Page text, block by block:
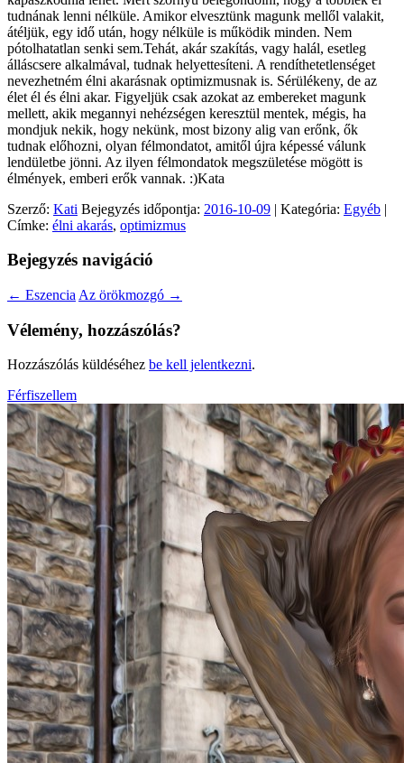
tudnának lenni nélküle. Amikor elvesztünk magunk mellől valakit,
átéljük, egy idő után, hogy nélküle is működik minden. Nem
pótolhatatlan senki sem.Tehát, akár szakítás, vagy halál, esetleg
álláscsere alkalmával, tudnak helyettesíteni. A rendíthetetlenséget
nevezhetném élni akarásnak optimizmusnak is. Sérülékeny, de az
élet él és élni akar. Figyeljük csak azokat az embereket magunk
mellett, akik megannyi nehézségen keresztül mentek, mégis, ha
mondjuk nekik, hogy nekünk, most bizony alig van erőnk, ők
tudnak előhozni, olyan félmondatot, amitől újra képessé válunk
lendületbe jönni. Az ilyen félmondatok megszületése mögött is
élmények, emberi erők vannak. :)Kata
Szerző: Kati Bejegyzés időpontja: 2016-10-09 | Kategória: Egyéb |
Címke: élni akarás, optimizmus
Bejegyzés navigáció
← Eszencia Az örökmozgó →
Vélemény, hozzászólás?
Hozzászólás küldéséhez be kell jelentkezni.
Férfiszellem